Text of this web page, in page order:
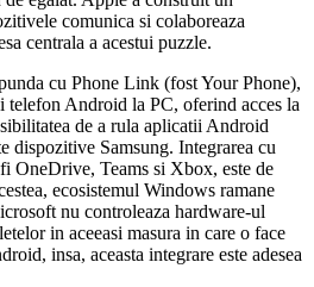
comunica si colaboreaza
centrala a acestui puzzle.
cu Phone Link (fost Your Phone),
telefon Android la PC, oferind acces la
de a rula aplicatii Android
dispozitive Samsung. Integrarea cu
OneDrive, Teams si Xbox, este de
ecosistemul Windows ramane
nu controleaza hardware-ul
in aceeasi masura in care o face
insa, aceasta integrare este adesea